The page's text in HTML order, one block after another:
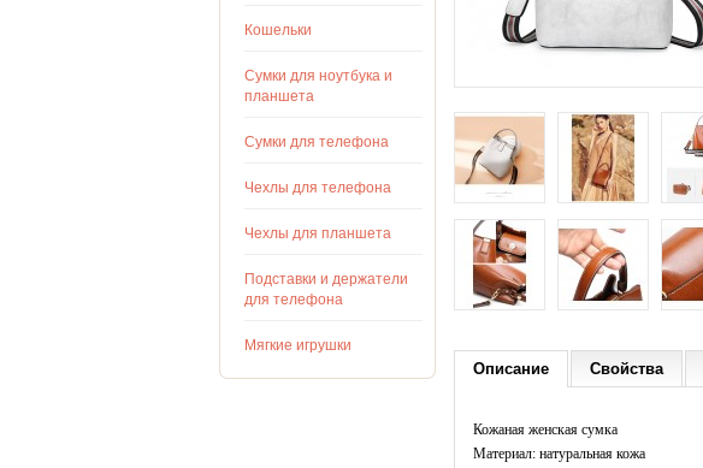
Кошельки
Сумки для ноутбука и
планшета
Сумки для телефона
Чехлы для телефона
Чехлы для планшета
Подставки и держатели
для телефона
Мягкие игрушки
Описание Свойства
Кожаная женская сумка
Материал: натуральная кожа